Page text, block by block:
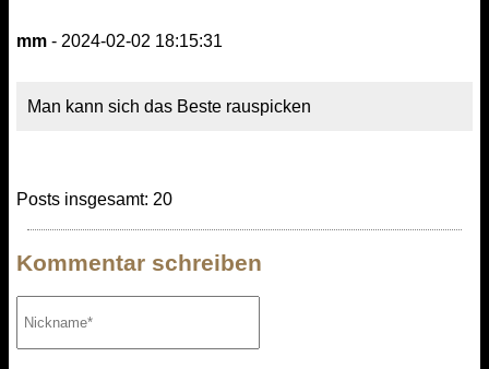
mm - 2024-02-02 18:15:31
Man kann sich das Beste rauspicken
Posts insgesamt: 20
Kommentar schreiben